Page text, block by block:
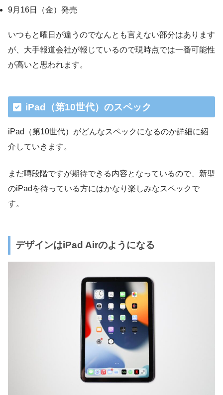
9月16日（金）発売
いつもと曜日が違うのでなんとも言えない部分はあります
が、大手報道会社が報じているので現時点では一番可能性
が高いと思われます。
iPad（第10世代）のスペック
iPad（第10世代）がどんなスペックになるのか詳細に紹
介していきます。
まだ噂段階ですが期待できる内容となっているので、新型
のiPadを待っている方にはかなり楽しみなスペックで
す。
デザインはiPad Airのようになる